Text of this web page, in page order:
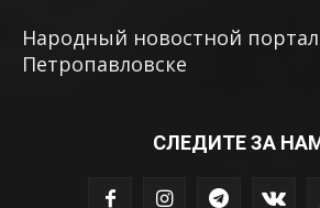
Народный новостной
Петропавловске
СЛЕДИТЕ ЗА